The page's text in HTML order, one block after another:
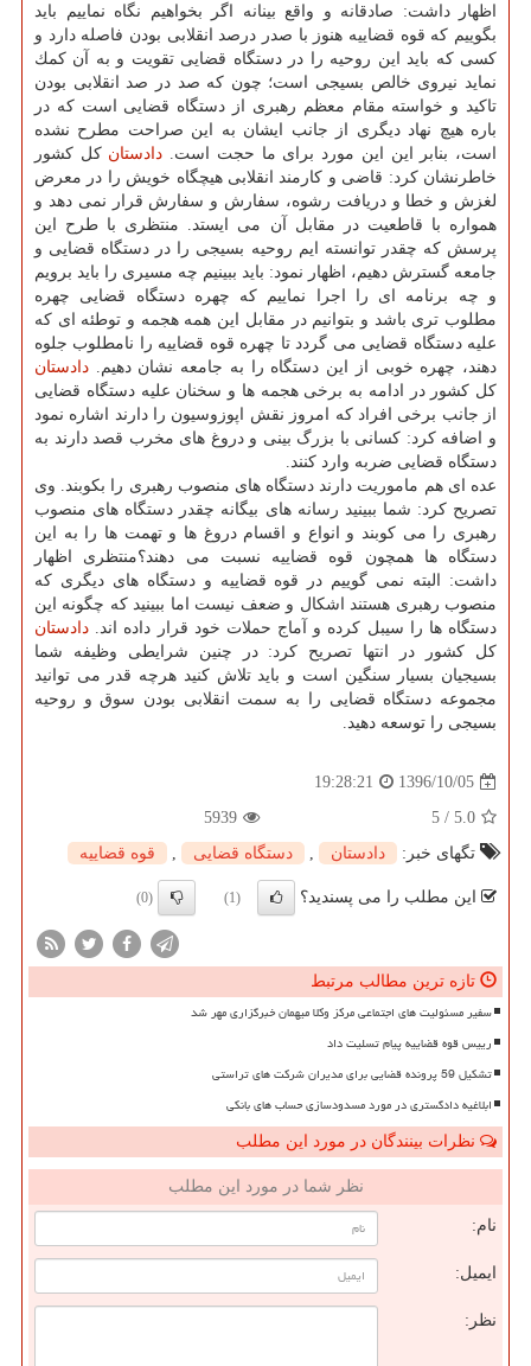
اظهار داشت: صادقانه و واقع بینانه اگر بخواهیم نگاه نماییم باید
بگوییم كه قوه قضاییه هنوز با صدر درصد انقلابی بودن فاصله دارد و
كسی كه باید این روحیه را در دستگاه قضایی تقویت و به آن كمك
نماید نیروی خالص بسیجی است؛ چون كه صد در صد انقلابی بودن
تاكید و خواسته مقام معظم رهبری از دستگاه قضایی است كه در
باره هیچ نهاد دیگری از جانب ایشان به این صراحت مطرح نشده
است، بنابر این این مورد برای ما حجت است. دادستان كل كشور
خاطرنشان كرد: قاضی و كارمند انقلابی هیچگاه خویش را در معرض
لغزش و خطا و دریافت رشوه، سفارش و سفارش قرار نمی دهد و
همواره با قاطعیت در مقابل آن می ایستد. منتظری با طرح این
پرسش كه چقدر توانسته ایم روحیه بسیجی را در دستگاه قضایی و
جامعه گسترش دهیم، اظهار نمود: باید ببینیم چه مسیری را باید برویم
و چه برنامه ای را اجرا نماییم كه چهره دستگاه قضایی چهره
مطلوب تری باشد و بتوانیم در مقابل این همه هجمه و توطئه ای كه
علیه دستگاه قضایی می گردد تا چهره قوه قضاییه را نامطلوب جلوه
دهند، چهره خوبی از این دستگاه را به جامعه نشان دهیم. دادستان
كل كشور در ادامه به برخی هجمه ها و سخنان علیه دستگاه قضایی
از جانب برخی افراد كه امروز نقش اپوزوسیون را دارند اشاره نمود
و اضافه كرد: كسانی با بزرگ بینی و دروغ های مخرب قصد دارند به
دستگاه قضایی ضربه وارد كنند.
عده ای هم ماموریت دارند دستگاه های منصوب رهبری را بكوبند. وی
تصریح كرد: شما ببینید رسانه های بیگانه چقدر دستگاه های منصوب
رهبری را می كوبند و انواع و اقسام دروغ ها و تهمت ها را به این
دستگاه ها همچون قوه قضاییه نسبت می دهند؟منتظری اظهار
داشت: البته نمی گوییم در قوه قضاییه و دستگاه های دیگری كه
منصوب رهبری هستند اشكال و ضعف نیست اما ببینید كه چگونه این
دستگاه ها را سیبل كرده و آماج حملات خود قرار داده اند. دادستان
كل كشور در انتها تصریح كرد: در چنین شرایطی وظیفه شما
بسیجیان بسیار سنگین است و باید تلاش كنید هرچه قدر می توانید
مجموعه دستگاه قضایی را به سمت انقلابی بودن سوق و روحیه
بسیجی را توسعه دهید.
1396/10/05
19:28:21
5.0
/
5
5939
تگهای خبر:
دادستان , دستگاه قضایی , قوه قضاییه
این مطلب را می پسندید؟ (1)
(0)
تازه ترین مطالب مرتبط
سفیر مسئولیت های اجتماعی مرکز وکلا میهمان خبرگزاری مهر شد
رییس قوه قضاییه پیام تسلیت داد
تشکیل 59 پرونده قضایی برای مدیران شرکت های تراستی
ابلاغیه دادگستری در مورد مسدودسازی حساب های بانکی
نظرات بینندگان در مورد این مطلب
نظر شما در مورد این مطلب
نام:
ایمیل:
نظر: